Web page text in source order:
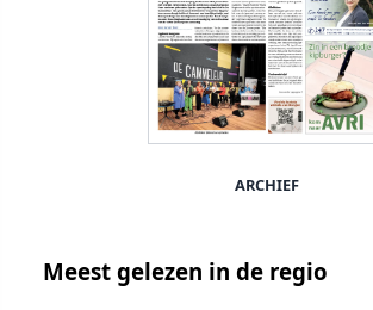
ARCHIEF
Meest gelezen in de regio